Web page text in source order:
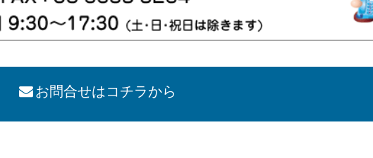
お問合せはコチラから